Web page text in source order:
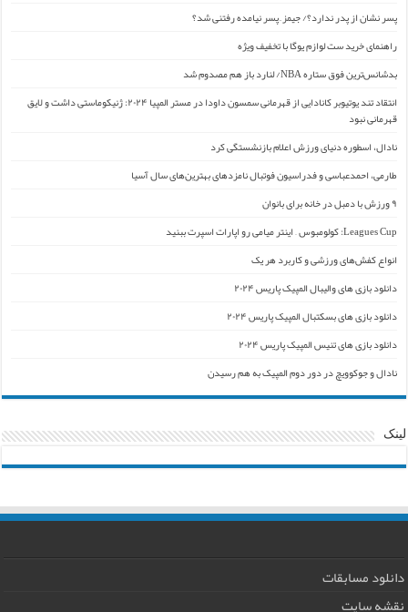
پسر نشان از پدر ندارد؟/ جیمز ِ پسر نیامده رفتنی شد؟
راهنمای خرید ست لوازم یوگا با تخفیف ویژه
بدشانس‌ترین فوق ستاره NBA/ لنارد باز هم مصدوم شد
انتقاد تند یوتیوبر کانادایی از قهرمانی سمسون داودا در مستر المپیا ۲۰۲۴: ژنیکوماستی داشت و لایق
قهرمانی نبود
نادال، اسطوره دنیای ورزش اعلام بازنشستگی کرد
طارمی، احمدعباسی و فدراسیون فوتبال نامزدهای بهترین‌های سال آسیا
۹ ورزش با دمبل در خانه برای بانوان
Leagues Cup: کولومبوس – اینتر میامی رو اپارات اسپرت ببنید
انواع کفش‌های ورزشی و کاربرد هر یک
دانلود بازی های والیبال المپیک پاریس ۲۰۲۴
دانلود بازی های بسکتبال المپیک پاریس ۲۰۲۴
دانلود بازی های تنیس المپیک پاریس ۲۰۲۴
نادال و جوکوویچ در دور دوم المپیک به هم رسیدن
لینک
دانلود مسابقات
نقشه سایت